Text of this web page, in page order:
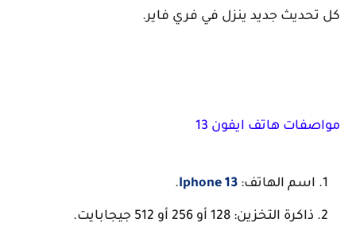
كل تحديث جديد ينزل في فري فاير.
مواصفات هاتف ايفون 13
اسم الهاتف: Iphone 13
.
ذاكرة التخزين: 128 أو 256 أو 512 جيجابايت.